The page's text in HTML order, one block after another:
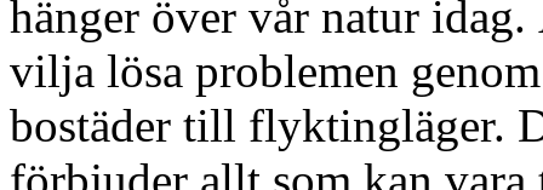
hänger över vår natur idag.
vilja lösa problemen
bostäder till flyktingläger.
förbjuder allt som kan